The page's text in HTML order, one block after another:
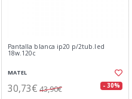
Pantalla blanca ip20 p/2tub.led
18w.120c
MATEL
30,73€ 43,90€ - 30%